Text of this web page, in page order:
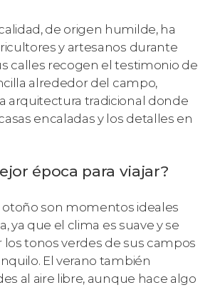
de origen humilde, ha
y artesanos durante
calles recogen el testimonio de
alrededor del campo,
arquitectura tradicional donde
encaladas y los detalles en
época para viajar?
otoño son momentos ideales
ya que el clima es suave y se
tonos verdes de sus campos
El verano también
al aire libre, aunque hace algo